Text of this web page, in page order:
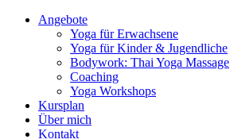
Angebote
Yoga für Erwachsene
Yoga für Kinder & Jugendliche
Bodywork: Thai Yoga Massage
Coaching
Yoga Workshops
Kursplan
Über mich
Kontakt